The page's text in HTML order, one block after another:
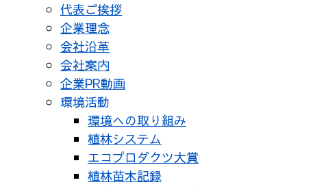
代表ご挨拶
企業理念
会社沿革
会社案内
企業PR動画
環境活動
環境への取り組み
植林システム
エコプロダクツ大賞
植林苗木記録